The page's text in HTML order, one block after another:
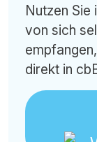
Nutzen Sie
von sich
direkt in